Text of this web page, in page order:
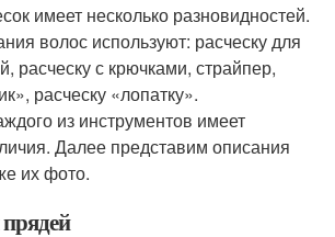
имеет несколько разновидностей.
волос используют: расческу для
расческу с крючками, страйпер,
расческу «лопатку».
из инструментов имеет
Далее представим описания
их фото.